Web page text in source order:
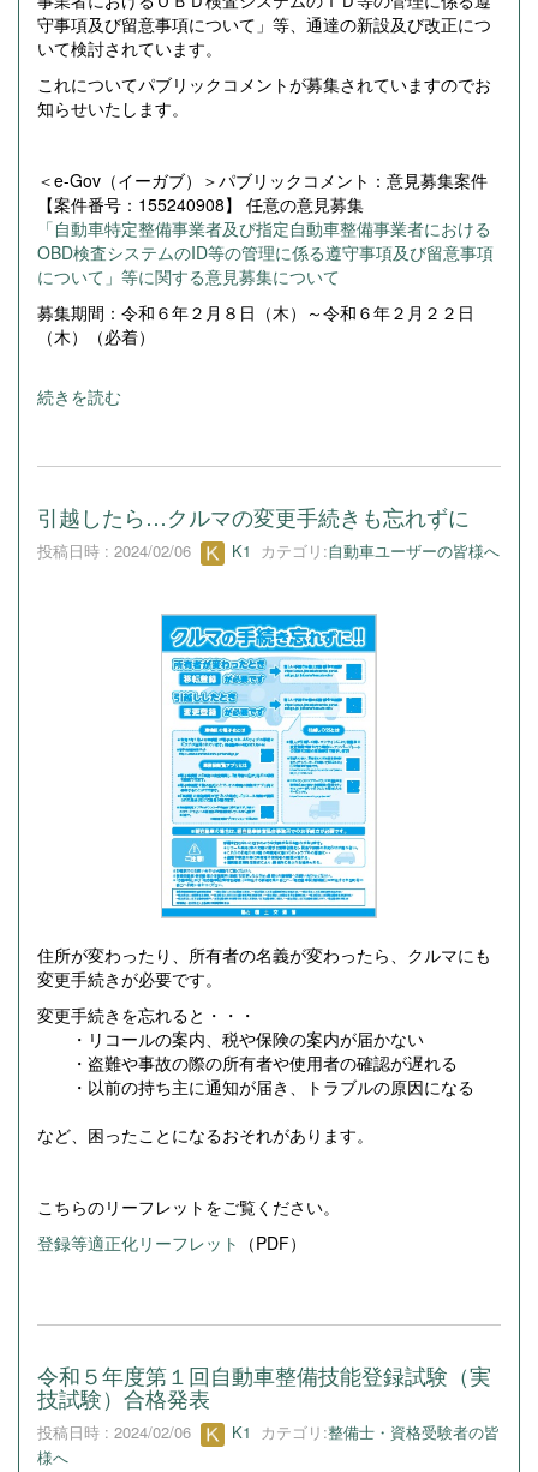
守事項及び留意事項について」等、通達の新設及び改正につ
いて検討されています。
これについてパブリックコメントが募集されていますのでお
知らせいたします。
＜e-Gov（イーガブ）＞パブリックコメント：意見募集案件
【案件番号：155240908】 任意の意見募集
「自動車特定整備事業者及び指定自動車整備事業者における
OBD検査システムのID等の管理に係る遵守事項及び留意事項
について」等に関する意見募集について
募集期間：令和６年２月８日（木）～令和６年２月２２日
（木）（必着）
続きを読む
引越したら…クルマの変更手続きも忘れずに
投稿日時 : 2024/02/06 K1 カテゴリ:自動車ユーザーの皆様へ
住所が変わったり、所有者の名義が変わったら、クルマにも
変更手続きが必要です。
変更手続きを忘れると・・・
・リコールの案内、税や保険の案内が届かない
・盗難や事故の際の所有者や使用者の確認が遅れる
・以前の持ち主に通知が届き、トラブルの原因になる
など、困ったことになるおそれがあります。
こちらのリーフレットをご覧ください。
登録等適正化リーフレット （PDF）
令和５年度第１回自動車整備技能登録試験（実
技試験）合格発表
投稿日時 : 2024/02/06 K1 カテゴリ:整備士・資格受験者の皆
様へ